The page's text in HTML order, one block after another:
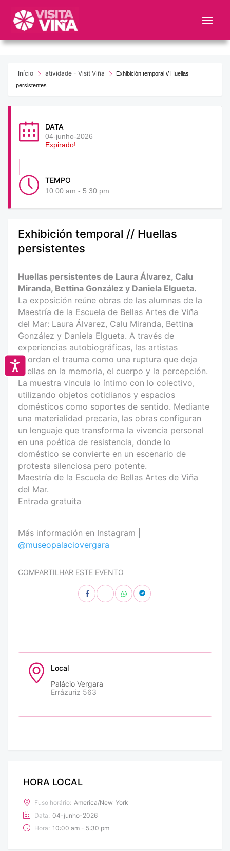
este
web
sistema
Accesibilidad
Início atividade - Visit Viña
Exhibición temporal // Huellas
persistentes
DATA
04-junho-2026
Expirado!
TEMPO
10:00 am - 5:30 pm
Exhibición temporal // Huellas
persistentes
Huellas persistentes de Laura Álvarez, Calu
Miranda, Bettina González y Daniela Elgueta.
La exposición reúne obras de las alumnas de la
Maestría de la Escuela de Bellas Artes de Viña
del Mar: Laura Álvarez, Calu Miranda, Bettina
González y Daniela Elgueta. A través de
experiencias autobiográficas, las artistas
abordan el trauma como una ruptura que deja
huellas en la memoria, el cuerpo y la percepción.
La muestra vincula lo íntimo con lo colectivo,
utilizando objetos cotidianos y espacios
domésticos como soportes de sentido. Mediante
una materialidad precaria, las obras configuran
un lenguaje que transforma la vivencia personal
en una poética de resistencia, donde lo
doméstico se convierte en un escenario de
protesta silenciosa pero potente.
Maestría de la Escuela de Bellas Artes de Viña
del Mar.
Entrada gratuita
Más información en Instagram |
@museopalaciovergara
COMPARTILHAR ESTE EVENTO
Local
Palácio Vergara
Errázuriz 563
HORA LOCAL
Fuso horário: America/New_York
Data: 04-junho-2026
Hora: 10:00 am - 5:30 pm